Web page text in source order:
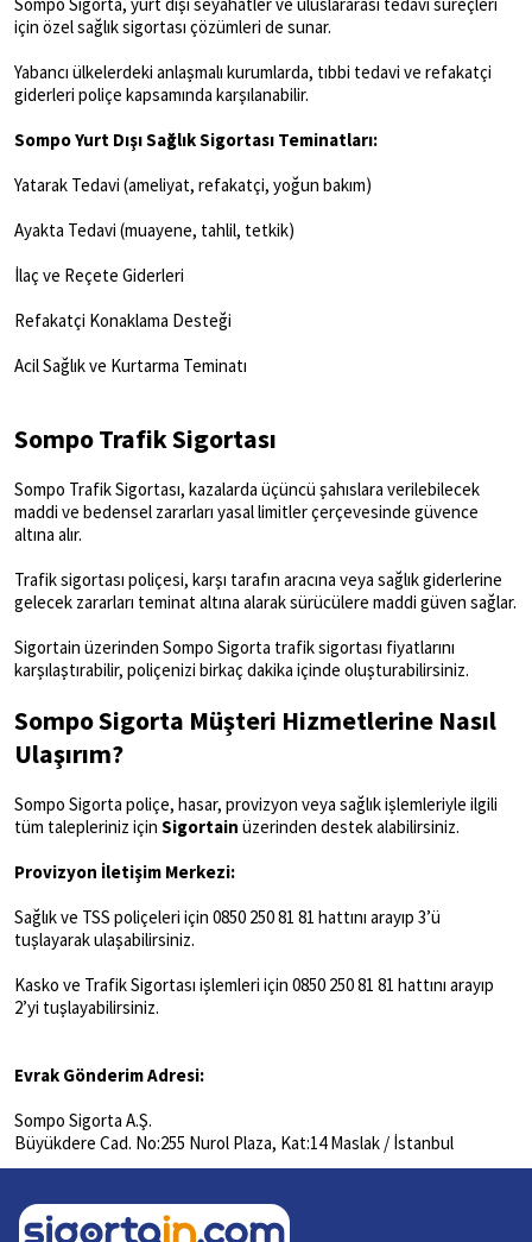
için özel sağlık sigortası çözümleri de sunar.
Yabancı ülkelerdeki anlaşmalı kurumlarda, tıbbi tedavi ve refakatçi
giderleri poliçe kapsamında karşılanabilir.
Sompo Yurt Dışı Sağlık Sigortası Teminatları:
Yatarak Tedavi (ameliyat, refakatçi, yoğun bakım)
Ayakta Tedavi (muayene, tahlil, tetkik)
İlaç ve Reçete Giderleri
Refakatçi Konaklama Desteği
Acil Sağlık ve Kurtarma Teminatı
Sompo Trafik Sigortası
Sompo Trafik Sigortası, kazalarda üçüncü şahıslara verilebilecek
maddi ve bedensel zararları yasal limitler çerçevesinde güvence
altına alır.
Trafik sigortası poliçesi, karşı tarafın aracına veya sağlık giderlerine
gelecek zararları teminat altına alarak sürücülere maddi güven sağlar.
Sigortain üzerinden Sompo Sigorta trafik sigortası fiyatlarını
karşılaştırabilir, poliçenizi birkaç dakika içinde oluşturabilirsiniz.
Sompo Sigorta Müşteri Hizmetlerine Nasıl
Ulaşırım?
Sompo Sigorta poliçe, hasar, provizyon veya sağlık işlemleriyle ilgili
tüm talepleriniz için Sigortain üzerinden destek alabilirsiniz.
Provizyon İletişim Merkezi:
Sağlık ve TSS poliçeleri için 0850 250 81 81 hattını arayıp 3’ü
tuşlayarak ulaşabilirsiniz.
Kasko ve Trafik Sigortası işlemleri için 0850 250 81 81 hattını arayıp
2’yi tuşlayabilirsiniz.
Evrak Gönderim Adresi:
Sompo Sigorta A.Ş.
Büyükdere Cad. No:255 Nurol Plaza, Kat:14 Maslak / İstanbul